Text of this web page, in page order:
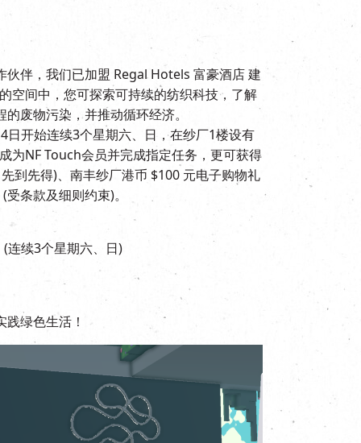
伴，我们已加盟 Regal Hotels 富豪酒店 建
空间中，您可探索可持续的纺织科技，了解
废物污染，并推动循环经济。
开始连续3个星期六、日，在纱厂1楼设有
为NF Touch会员并完成指定任务，更可获得
到先得)、南丰纱厂港币 $100 元电子购物礼
条款及细则约束)。
连续3个星期六、日)
绿色生活！